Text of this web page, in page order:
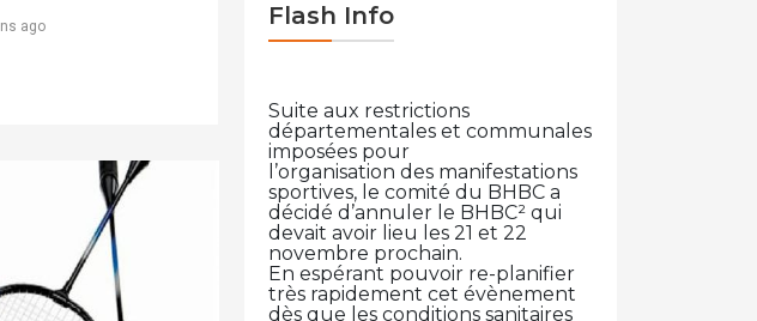
ago Flash Info
Suite aux restrictions
départementales et communales
imposées pour
l’organisation des manifestations
sportives, le comité du BHBC a
décidé d’annuler le BHBC² qui
devait avoir lieu les 21 et 22
novembre prochain.
En espérant pouvoir re-planifier
très rapidement cet évènement
dès que les conditions sanitaires